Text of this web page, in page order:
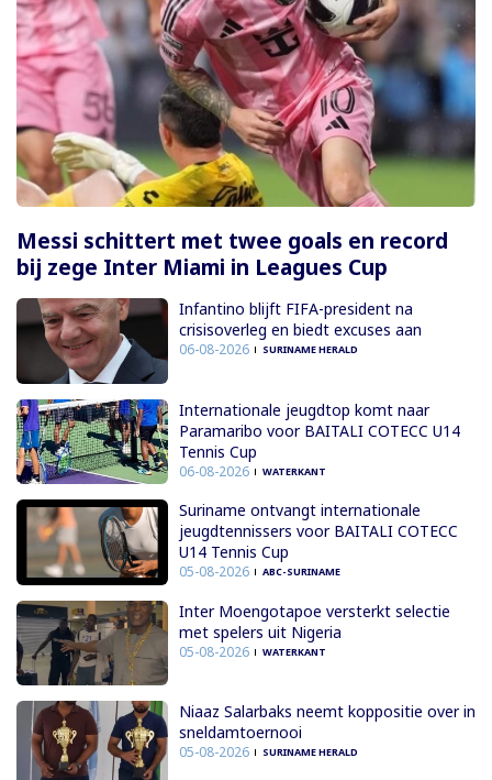
Messi schittert met twee goals en record
bij zege Inter Miami in Leagues Cup
Infantino blijft FIFA-president na
crisisoverleg en biedt excuses aan
06-08-2026 SURINAME HERALD
Internationale jeugdtop komt naar
Paramaribo voor BAITALI COTECC U14
Tennis Cup
06-08-2026 WATERKANT
Suriname ontvangt internationale
jeugdtennissers voor BAITALI COTECC
U14 Tennis Cup
05-08-2026 ABC-SURINAME
Inter Moengotapoe versterkt selectie
met spelers uit Nigeria
05-08-2026 WATERKANT
Niaaz Salarbaks neemt koppositie over in
sneldamtoernooi
05-08-2026 SURINAME HERALD